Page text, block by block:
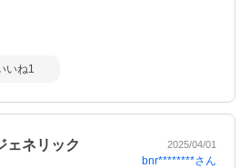
後くらいに葉っぱが枯れるのが見
ると思います。後は木の太い枝のよ
いました。ありがとうございます。
いね1
ェネリック 2025/04/01
bnr********さん